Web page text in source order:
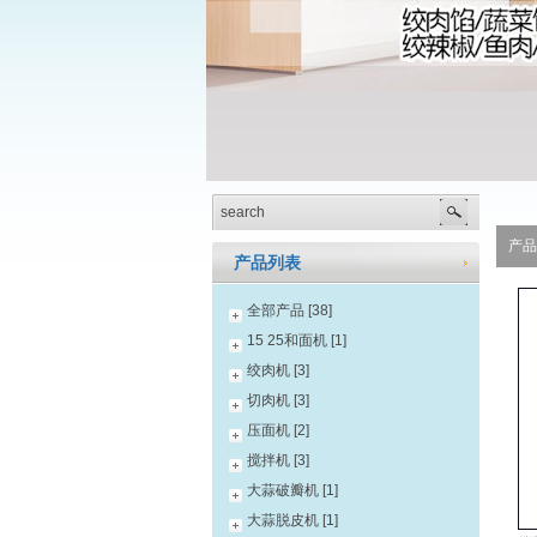
产品列表
全部产品 [38]
15 25和面机 [1]
绞肉机 [3]
切肉机 [3]
压面机 [2]
搅拌机 [3]
大蒜破瓣机 [1]
大蒜脱皮机 [1]
产